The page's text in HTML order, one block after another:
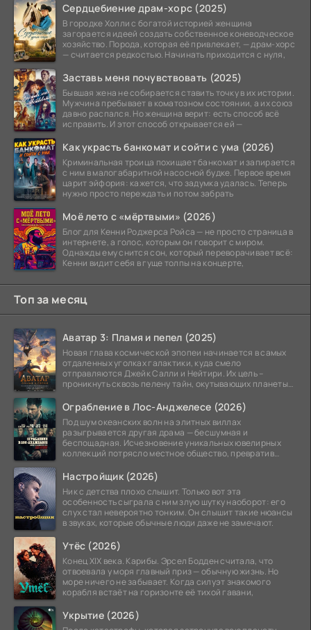
Сердцебиение драм-хорс (2025)
В городке Холли с богатой историей женщина
загорается идеей создать собственное коневодческое
хозяйство. Порода, которая её привлекает, — драм-хорс
— считается редкостью. Начинать приходится с нуля,
Заставь меня почувствовать (2025)
Бывшая жена не собирается ставить точку в их истории.
Мужчина пребывает в коматозном состоянии, а их союз
давно распался. Но женщина верит: есть способ всё
исправить. И этот способ открывается ей —
Как украсть банкомат и сойти с ума (2026)
Криминальная троица похищает банкомат и запирается
с ним в малогабаритной насосной будке. Первое время
царит эйфория: кажется, что задумка удалась. Теперь
нужно просто переждать и потом забрать
Моё лето с «мёртвыми» (2026)
Блог для Кенни Роджерса Ройса — не просто страница в
интернете, а голос, которым он говорит с миром.
Однажды ему снится сон, который переворачивает всё:
Кенни видит себя в гуще толпы на концерте,
Топ за месяц
Аватар 3: Пламя и пепел (2025)
Новая глава космической эпопеи начинается в самых
отдаленных уголках галактики, куда смело
отправляются Джейк Салли и Нейтири. Их цель –
проникнуть сквозь пелену тайн, окутывающих планеты
Ограбление в Лос-Анджелесе (2026)
Под шум океанских волн на элитных виллах
разыгрывается другая драма — бесшумная и
беспощадная. Исчезновение уникальных ювелирных
коллекций потрясло местное общество, превратив
Настройщик (2026)
Ник с детства плохо слышит. Только вот эта
особенность сыграла с ним злую шутку наоборот: его
слух стал невероятно тонким. Он слышит такие нюансы
в звуках, которые обычные люди даже не замечают.
Утёс (2026)
Конец XIX века. Карибы. Эрсел Бодден считала, что
отвоевала у моря главный приз — обычную жизнь. Но
море ничего не забывает. Когда силуэт знакомого
корабля встаёт на горизонте её тихой гавани,
Укрытие (2026)